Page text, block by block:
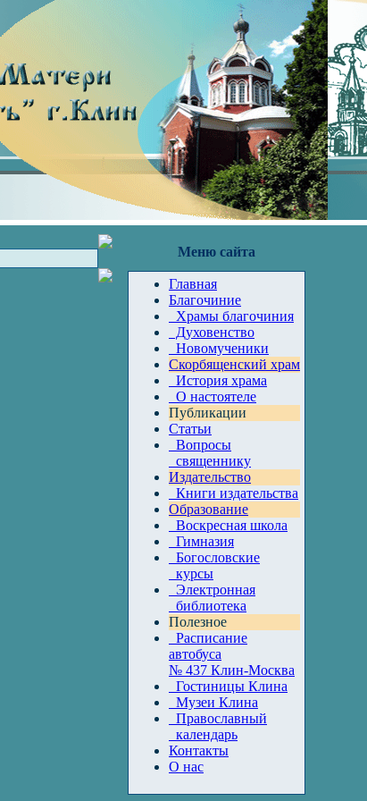
Меню сайта
Главная
Благочиние
Храмы благочиния
Духовенство
Новомученики
Скорбященский храм
История храма
О настоятеле
Публикации
Статьи
Вопросы
священнику
Издательство
Книги издательства
Образование
Воскресная школа
Гимназия
Богословские
курсы
Электронная
библиотека
Полезное
Расписание
автобуса
№ 437 Клин-Москва
Гостиницы Клина
Музеи Клина
Православный
календарь
Контакты
О нас